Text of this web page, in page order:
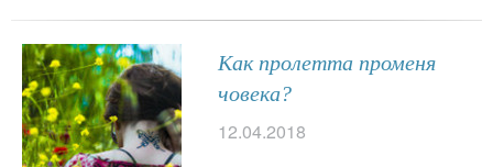
Как пролетта променя
човека?
12.04.2018